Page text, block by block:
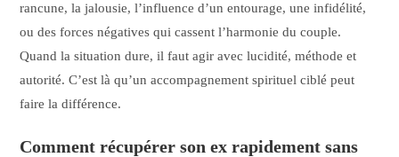
rancune, la jalousie, l’influence d’un entourage, une infidélité,
ou des forces négatives qui cassent l’harmonie du couple.
Quand la situation dure, il faut agir avec lucidité, méthode et
autorité. C’est là qu’un accompagnement spirituel ciblé peut
faire la différence.
Comment récupérer son ex rapidement sans